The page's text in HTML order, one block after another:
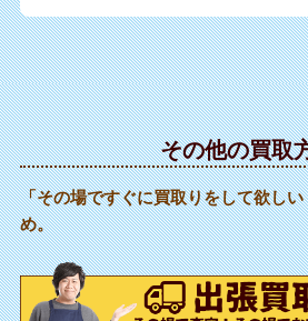
その他の買取
「その場ですぐに買取りをして欲し
め。